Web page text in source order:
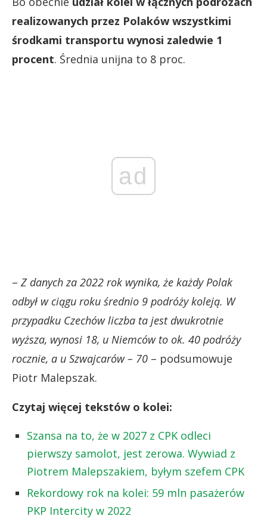
realizowanych przez Polaków wszystkimi
środkami transportu wynosi zaledwie 1
procent. Średnia unijna to 8 proc.
ad
– Z danych za 2022 rok wynika, że każdy Polak
odbył w ciągu roku średnio 9 podróży koleją. W
przypadku Czechów liczba ta jest dwukrotnie
wyższa, wynosi 18, u Niemców to ok. 40 podróży
rocznie, a u Szwajcarów – 70 – podsumowuje
Piotr Malepszak.
Czytaj więcej tekstów o kolei:
Szansa na to, że w 2027 z CPK odleci
pierwszy samolot, jest zerowa. Wywiad z
Piotrem Malepszakiem, byłym szefem CPK
Rekordowy rok na kolei: 59 mln pasażerów
PKP Intercity w 2022